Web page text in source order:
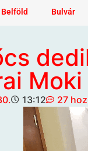
Belföld Bulvár
13:12 27